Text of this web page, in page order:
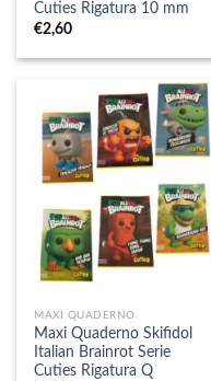
Cuties Rigatura 10 mm
€2,60
MAXI QUADERNO
Maxi Quaderno Skifidol
Italian Brainrot Serie
Cuties Rigatura Q